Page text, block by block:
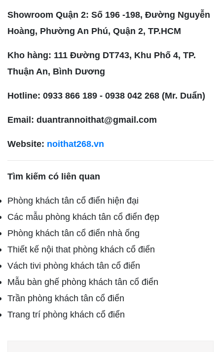
Showroom Quận 2: Số 196 -198, Đường Nguyễn
Hoàng, Phường An Phú, Quận 2, TP.HCM
Kho hàng: 111 Đường DT743, Khu Phố 4, TP.
Thuận An, Bình Dương
Hotline: 0933 866 189 - 0938 042 268 (Mr. Duẩn)
Email: duantrannoithat@gmail.com
Website: noithat268.vn
Tìm kiếm có liên quan
Phòng khách tân cổ điển hiện đại
Các mẫu phòng khách tân cổ điển đẹp
Phòng khách tân cổ điển nhà ống
Thiết kế nội that phòng khách cổ điển
Vách tivi phòng khách tân cổ điển
Mẫu bàn ghế phòng khách tân cổ điển
Trần phòng khách tân cổ điển
Trang trí phòng khách cổ điển